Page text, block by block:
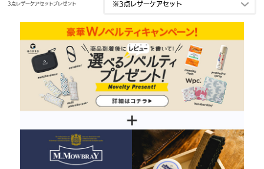
3点レザーケアセットプレゼント